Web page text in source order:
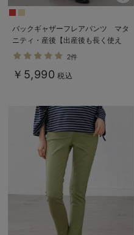
バックギャザーフレアパンツ マタ
ニティ・産後【出産後も長く使え
る】
2件
￥5,990 税込